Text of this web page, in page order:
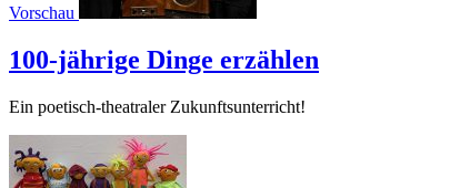
Vorschau
100-jährige Dinge erzählen
Ein poetisch-theatraler Zukunftsunterricht!